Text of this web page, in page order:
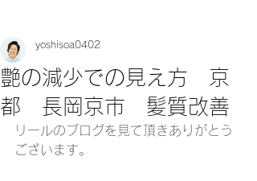
艶の減少での見え方 京
都 長岡京市 髪質改善
yoshisoa0402
リールのブログを見て頂きありがとう
ございます。